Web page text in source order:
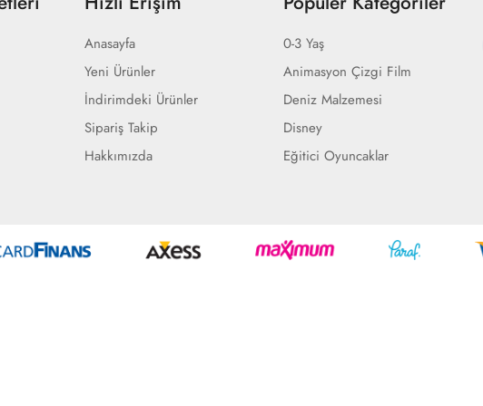
Anasayfa
Yeni Ürünler
İndirimdeki Ürünler
Sipariş Takip
Hakkımızda
0-3 Yaş
Animasyon Çizgi Film
Deniz Malzemesi
Disney
Eğitici Oyuncaklar